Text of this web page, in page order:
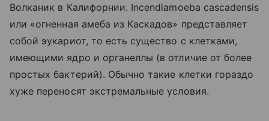
Волканик в Калифорнии. Incendiamoeba cascadensis
или «огненная амеба из Каскадов» представляет
собой эукариот, то есть существо с клетками,
имеющими ядро и органеллы (в отличие от более
простых бактерий). Обычно такие клетки гораздо
хуже переносят экстремальные условия.